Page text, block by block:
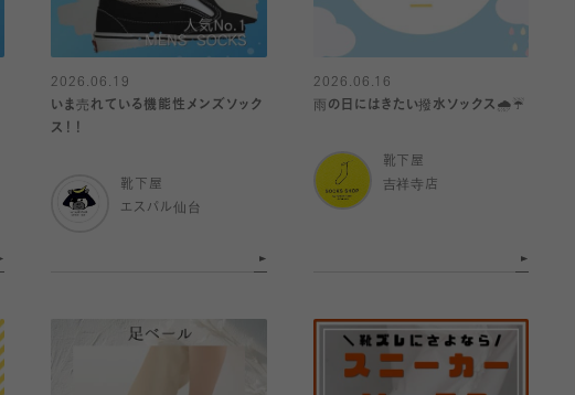
2026.06.19
いま売れている機能性メンズソック
ス！！
靴下屋
エスパル仙台
2026.06.16
雨の日にはきたい撥水ソックス🌧️☔️
靴下屋
吉祥寺店